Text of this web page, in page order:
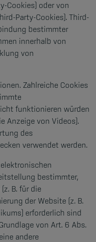
Cookies) oder von
Party-Cookies). Third-
bestimmter
innerhalb von
von
Zahlreiche Cookies
funktionieren würden
Anzeige von Videos).
des
verwendet werden.
bestimmter,
B. für die
der Website (z. B.
erforderlich sind
von Art. 6 Abs.
andere